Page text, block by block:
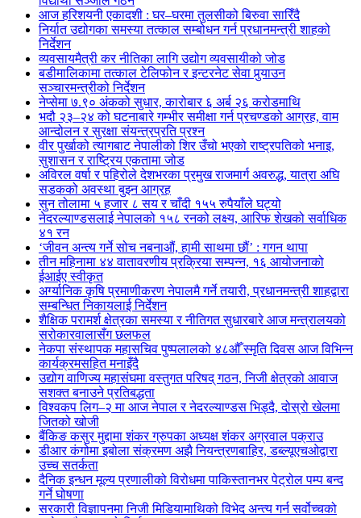
आज हरिशयनी एकादशी : घर–घरमा तुलसीको बिरुवा सारिँदै
निर्यात उद्योगका समस्या तत्काल सम्बोधन गर्न प्रधानमन्त्री शाहको
निर्देशन
व्यवसायमैत्री कर नीतिका लागि उद्योग व्यवसायीको जोड
बडीमालिकामा तत्काल टेलिफोन र इन्टरनेट सेवा पुर्‍याउन
सञ्चारमन्त्रीको निर्देशन
नेप्सेमा ७.९० अंकको सुधार, कारोबार ६ अर्ब २६ करोडमाथि
भदौ २३–२४ को घटनाबारे गम्भीर समीक्षा गर्न प्रचण्डको आग्रह, वाम
आन्दोलन र सुरक्षा संयन्त्रप्रति प्रश्न
वीर पुर्खाको त्यागबाट नेपालीको शिर उँचो भएको राष्ट्रपतिको भनाइ,
सुशासन र राष्ट्रिय एकतामा जोड
अविरल वर्षा र पहिरोले देशभरका प्रमुख राजमार्ग अवरुद्ध, यात्रा अघि
सडकको अवस्था बुझ्न आग्रह
सुन तोलामा ५ हजार ८ सय र चाँदी १५५ रुपैयाँले घट्यो
नेदरल्याण्डसलाई नेपालको १५८ रनको लक्ष्य, आरिफ शेखको सर्वाधिक
४१ रन
‘जीवन अन्त्य गर्ने सोच नबनाऔं, हामी साथमा छौं’ : गगन थापा
तीन महिनामा ४४ वातावरणीय प्रक्रिया सम्पन्न, १६ आयोजनाको
ईआईए स्वीकृत
अर्ग्यानिक कृषि प्रमाणीकरण नेपालमै गर्ने तयारी, प्रधानमन्त्री शाहद्वारा
सम्बन्धित निकायलाई निर्देशन
शैक्षिक परामर्श क्षेत्रका समस्या र नीतिगत सुधारबारे आज मन्त्रालयको
सरोकारवालासँग छलफल
नेकपा संस्थापक महासचिव पुष्पलालको ४८औँ स्मृति दिवस आज विभिन्न
कार्यक्रमसहित मनाइँदै
उद्योग वाणिज्य महासंघमा वस्तुगत परिषद् गठन, निजी क्षेत्रको आवाज
सशक्त बनाउने प्रतिबद्धता
विश्वकप लिग–२ मा आज नेपाल र नेदरल्याण्डस भिड्दै, दोस्रो खेलमा
जितको खोजी
बैंकिङ कसुर मुद्दामा शंकर ग्रुपका अध्यक्ष शंकर अग्रवाल पक्राउ
डीआर कंगोमा इबोला संक्रमण अझै नियन्त्रणबाहिर, डब्ल्यूएचओद्वारा
उच्च सतर्कता
दैनिक इन्धन मूल्य प्रणालीको विरोधमा पाकिस्तानभर पेट्रोल पम्प बन्द
गर्ने घोषणा
सरकारी विज्ञापनमा निजी मिडियामाथिको विभेद अन्त्य गर्न सर्वोच्चको